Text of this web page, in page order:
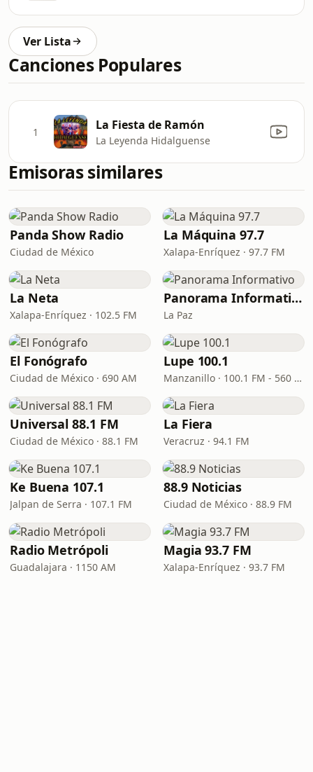
Ver Lista
Canciones Populares
1 La Fiesta de Ramón
La Leyenda Hidalguense
Emisoras similares
Panda Show Radio
Ciudad de México
La Máquina 97.7
Xalapa-Enríquez · 97.7 FM
La Neta
Xalapa-Enríquez · 102.5 FM
Panorama Informativo
La Paz
El Fonógrafo
Ciudad de México · 690 AM
Lupe 100.1
Manzanillo · 100.1 FM - 560 AM
Universal 88.1 FM
Ciudad de México · 88.1 FM
La Fiera
Veracruz · 94.1 FM
Ke Buena 107.1
Jalpan de Serra · 107.1 FM
88.9 Noticias
Ciudad de México · 88.9 FM
Radio Metrópoli
Guadalajara · 1150 AM
Magia 93.7 FM
Xalapa-Enríquez · 93.7 FM